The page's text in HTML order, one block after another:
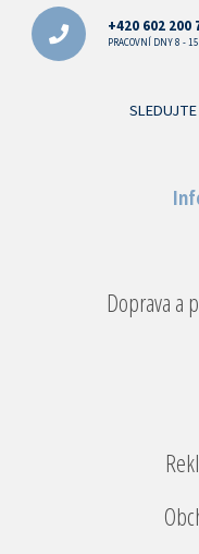
+420 602 200
PRACOVNÍ DNY 8 -
Doprava a